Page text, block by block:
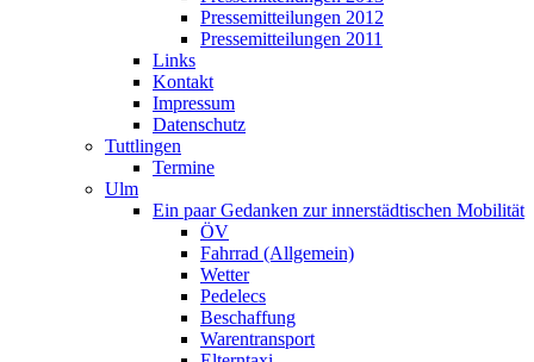
Pressemitteilungen 2012
Pressemitteilungen 2011
Links
Kontakt
Impressum
Datenschutz
Tuttlingen
Termine
Ulm
Ein paar Gedanken zur innerstädtischen Mobilität
ÖV
Fahrrad (Allgemein)
Wetter
Pedelecs
Beschaffung
Warentransport